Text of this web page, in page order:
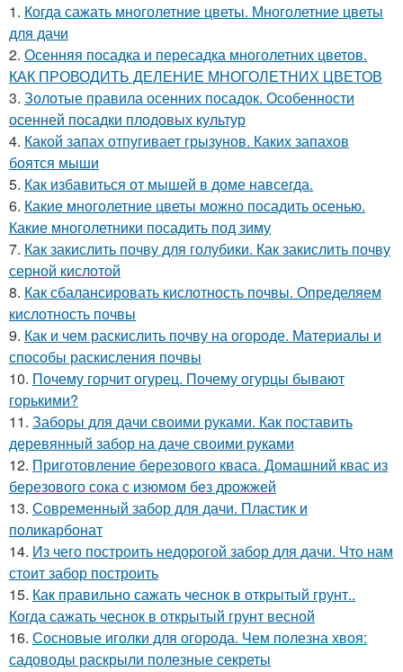
1. Когда сажать многолетние цветы. Многолетние цветы
для дачи
2. Осенняя посадка и пересадка многолетних цветов.
КАК ПРОВОДИТЬ ДЕЛЕНИЕ МНОГОЛЕТНИХ ЦВЕТОВ
3. Золотые правила осенних посадок. Особенности
осенней посадки плодовых культур
4. Какой запах отпугивает грызунов. Каких запахов
боятся мыши
5. Как избавиться от мышей в доме навсегда.
6. Какие многолетние цветы можно посадить осенью.
Какие многолетники посадить под зиму
7. Как закислить почву для голубики. Как закислить почву
серной кислотой
8. Как сбалансировать кислотность почвы. Определяем
кислотность почвы
9. Как и чем раскислить почву на огороде. Материалы и
способы раскисления почвы
10. Почему горчит огурец. Почему огурцы бывают
горькими?
11. Заборы для дачи своими руками. Как поставить
деревянный забор на даче своими руками
12. Приготовление березового кваса. Домашний квас из
березового сока с изюмом без дрожжей
13. Современный забор для дачи. Пластик и
поликарбонат
14. Из чего построить недорогой забор для дачи. Что нам
стоит забор построить
15. Как правильно сажать чеснок в открытый грунт..
Когда сажать чеснок в открытый грунт весной
16. Сосновые иголки для огорода. Чем полезна хвоя:
садоводы раскрыли полезные секреты